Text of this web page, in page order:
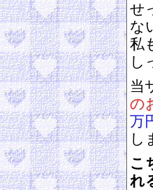
せ
な
私
し
当
の
万
し
こ
れ